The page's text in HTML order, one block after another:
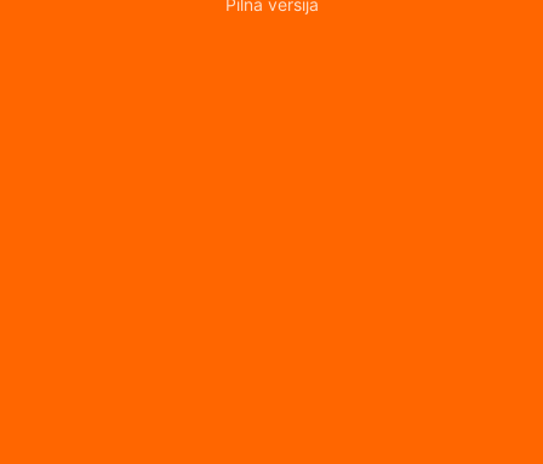
Pilnā versija